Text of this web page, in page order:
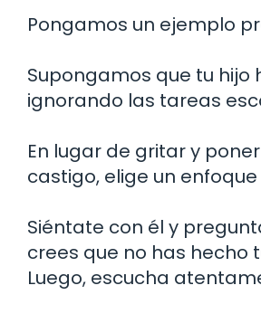
Pongamos un ejemplo
Supongamos que tu hijo
ignorando las tareas
En lugar de gritar y
castigo, elige un
Siéntate con él y
crees que no has hecho
Luego, escucha